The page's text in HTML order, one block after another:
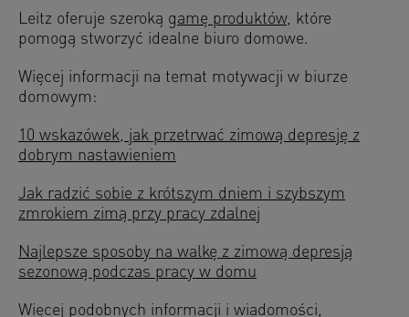
Leitz oferuje szeroką gamę produktów, które
pomogą stworzyć idealne biuro domowe.
Więcej informacji na temat motywacji w biurze
domowym:
10 wskazówek, jak przetrwać zimową depresję z
dobrym nastawieniem
Jak radzić sobie z krótszym dniem i szybszym
zmrokiem zimą przy pracy zdalnej
Najlepsze sposoby na walkę z zimową depresją
sezonową podczas pracy w domu
Więcej podobnych informacji i wiadomości,